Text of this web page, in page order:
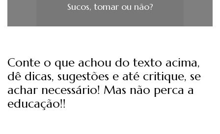
Sucos, tomar ou não?
Conte o que achou do texto acima,
dê dicas, sugestões e até critique, se
achar necessário! Mas não perca a
educação!!